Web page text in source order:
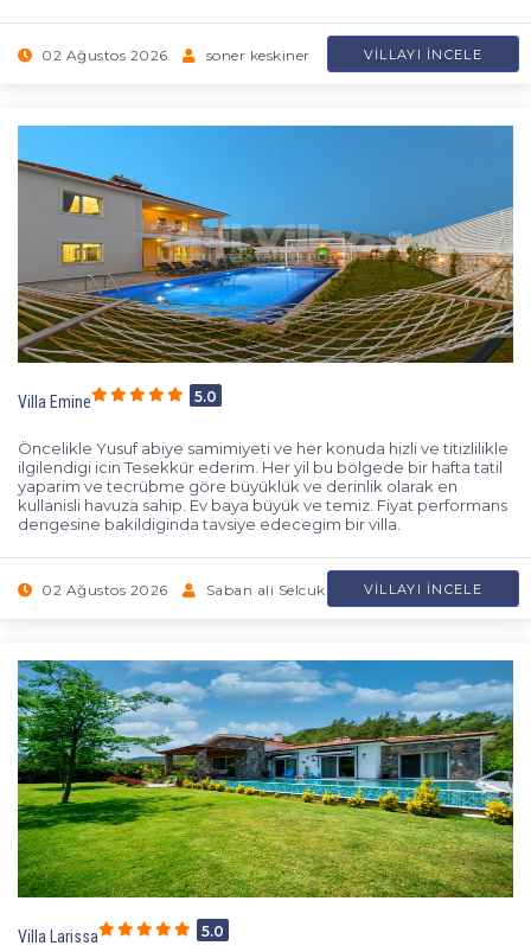
02 Ağustos 2026 soner keskiner VILLAYI İNCELE
Villa Emine 5.0
Öncelikle Yusuf abiye samimiyeti ve her konuda hizli ve titizlilikle
ilgilendigi icin Tesekkür ederim. Her yil bu bölgede bir hafta tatil
yaparim ve tecrübme göre büyüklük ve derinlik olarak en
kullanisli havuza sahip. Ev baya büyük ve temiz. Fiyat performans
dengesine bakildiginda tavsiye edecegim bir villa.
02 Ağustos 2026 Saban ali Selcuk VILLAYI İNCELE
Villa Larissa 5.0